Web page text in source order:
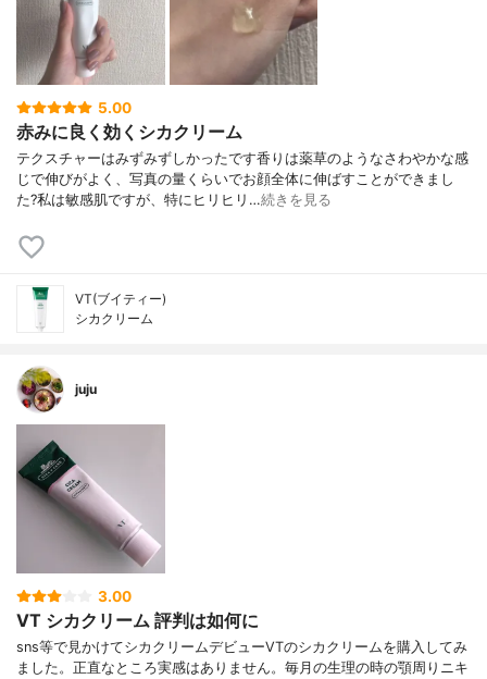
5.00
赤みに良く効くシカクリーム
テクスチャーはみずみずしかったです香りは薬草のようなさわやかな感
じで伸びがよく、写真の量くらいでお顔全体に伸ばすことができまし
た?私は敏感肌ですが、特にヒリヒリ…続きを見る
VT(ブイティー)
シカクリーム
juju
3.00
VT シカクリーム 評判は如何に
sns等で見かけてシカクリームデビューVTのシカクリームを購入してみ
ました。正直なところ実感はありません。毎月の生理の時の顎周りニキ